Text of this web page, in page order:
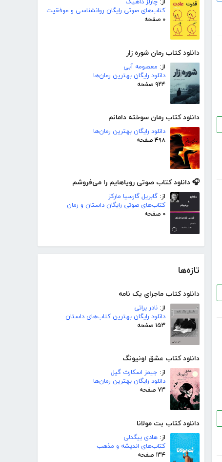
از: چارلز داهیگ
کتاب‌های صوتی رایگان روانشناسی و موفقیت
۰ صفحه
دانلود کتاب رمان شوره زار
از: معصومه آبی
دانلود رایگان بهترین رمان‌ها
۹۲۴ صفحه
دانلود کتاب رمان سوخته دامانم
دانلود رایگان بهترین رمان‌ها
۴۹۸ صفحه
🎧 دانلود کتاب صوتی رویاهایم را می‌فروشم
از: گابریل گارسیا مارکز
کتاب‌های صوتی رایگان داستان و رمان
۰ صفحه
تازه‌ها
دانلود کتاب ماجرای یک نامه
از: نادر براتی
دانلود رایگان بهترین کتاب‌های داستان
۱۵۳ صفحه
دانلود کتاب عشق اونیونگ
از: جیمز اسکارث گیل
دانلود رایگان بهترین رمان‌ها
۷۳ صفحه
دانلود کتاب بت مولانا
از: هادی بیگدلی
کتاب‌های اندیشه و مذهب
۱۳۴ صفحه